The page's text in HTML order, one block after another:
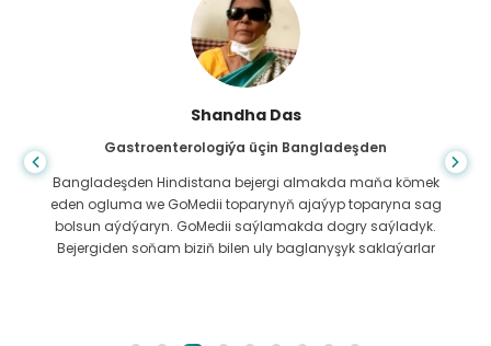
Shandha Das
Gastroenterologiýa üçin Bangladeşden
Bangladeşden Hindistana bejergi almakda maňa kömek
eden ogluma we GoMedii toparynyň ajaýyp toparyna sag
bolsun aýdýaryn. GoMedii saýlamakda dogry saýladyk.
Bejergiden soňam biziň bilen uly baglanyşyk saklaýarlar